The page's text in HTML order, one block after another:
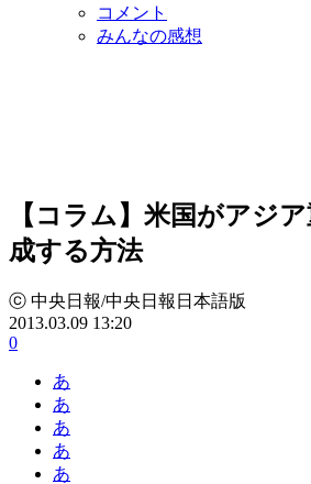
コメント
みんなの感想
【コラム】米国がアジ
成する方法
ⓒ 中央日報/中央日報日本語版
2013.03.09 13:20
0
あ
あ
あ
あ
あ